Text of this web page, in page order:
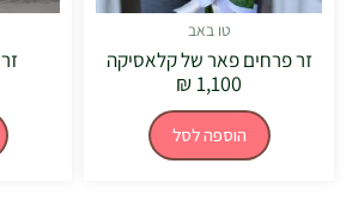
טו באב
זר פרחים פאר של קלאסיקה
₪1,100
הוספה לסל
זר 101 ורדים לבנים